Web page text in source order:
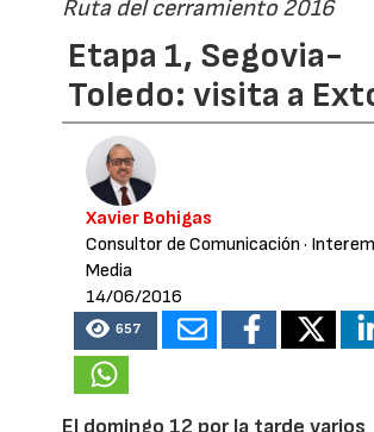
Ruta del cerramiento 2016
Etapa 1, Segovia-
Toledo: visita a
Xavier Bohigas
Consultor de Comunicación ·
Media
14/06/2016
657
El domingo 12 por la tarde varios